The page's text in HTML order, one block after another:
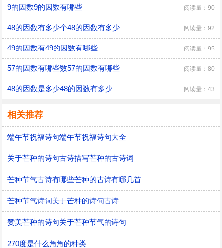
9的因数9的因数有哪些 阅读量：90
48的因数有多少个48的因数有多少 阅读量：92
49的因数有49的因数有哪些 阅读量：95
57的因数有哪些数57的因数有哪些 阅读量：80
48的因数是多少48的因数有多少 阅读量：43
相关推荐
端午节祝福诗句端午节祝福诗句大全
关于芒种的诗句古诗描写芒种的古诗词
芒种节气古诗有哪些芒种的古诗有哪几首
芒种节气诗词关于芒种的诗句古诗
赞美芒种的诗句关于芒种节气的诗句
270度是什么角角的种类